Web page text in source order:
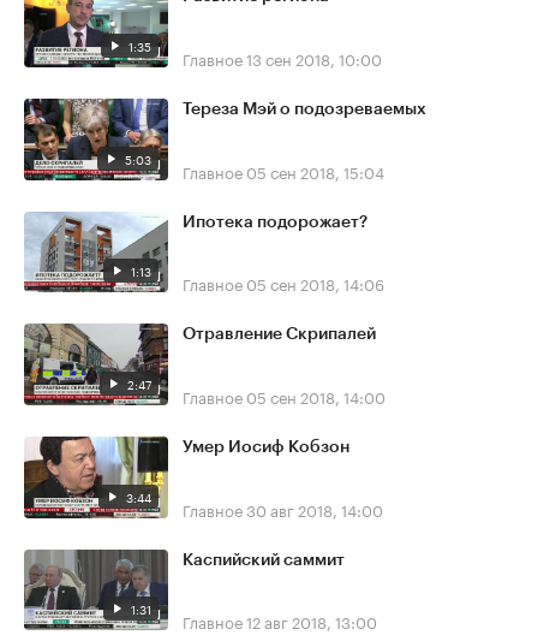
1:35 Главное13 сен 2018, 10:00
5:03
Тереза Мэй о подозреваемых
Главное 05 сен 2018, 15:04
1:13
Ипотека подорожает?
Главное 05 сен 2018, 14:06
2:47
Отравление Скрипалей
Главное 05 сен 2018, 14:00
3:44
Умер Иосиф Кобзон
Главное30 авг 2018, 14:00
1:31
Каспийский саммит
Главное12 авг 2018, 13:00